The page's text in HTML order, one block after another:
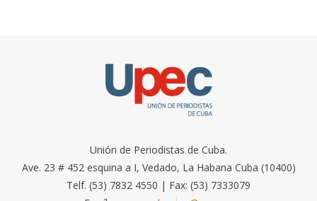
Unión de Periodistas de Cuba.
Ave. 23 # 452 esquina a I, Vedado, La Habana Cuba (10400)
Telf. (53) 7832 4550 | Fax: (53) 7333079